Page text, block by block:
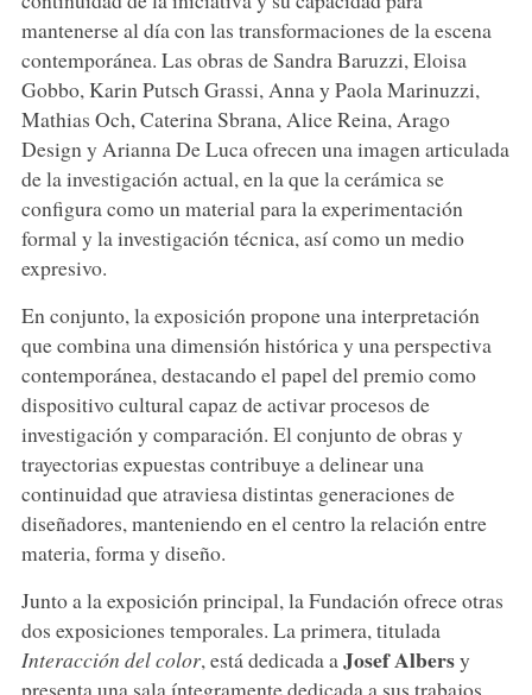
mantenerse al día con las transformaciones de la escena
contemporánea. Las obras de Sandra Baruzzi, Eloisa
Gobbo, Karin Putsch Grassi, Anna y Paola Marinuzzi,
Mathias Och, Caterina Sbrana, Alice Reina, Arago
Design y Arianna De Luca ofrecen una imagen articulada
de la investigación actual, en la que la cerámica se
configura como un material para la experimentación
formal y la investigación técnica, así como un medio
expresivo.
En conjunto, la exposición propone una interpretación
que combina una dimensión histórica y una perspectiva
contemporánea, destacando el papel del premio como
dispositivo cultural capaz de activar procesos de
investigación y comparación. El conjunto de obras y
trayectorias expuestas contribuye a delinear una
continuidad que atraviesa distintas generaciones de
diseñadores, manteniendo en el centro la relación entre
materia, forma y diseño.
Junto a la exposición principal, la Fundación ofrece otras
dos exposiciones temporales. La primera, titulada
Interacción del color, está dedicada a JosefAlbersy
presenta una sala íntegramente dedicada a sus trabajos